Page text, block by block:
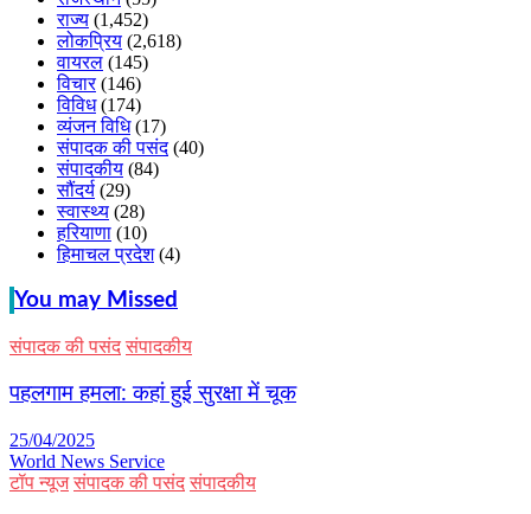
राज्य (1,452)
लोकप्रिय (2,618)
वायरल (145)
विचार(146)
विविध(174)
व्यंजन विधि(17)
संपादक की पसंद(40)
संपादकीय (84)
सौंदर्य (29)
स्वास्थ्य (28)
हरियाणा (10)
हिमाचल प्रदेश(4)
You may Missed
संपादक की पसंद संपादकीय
पहलगाम हमला: कहां हुई सुरक्षा में चूक
25/04/2025
World News Service
टॉप न्यूज संपादक की पसंद संपादकीय